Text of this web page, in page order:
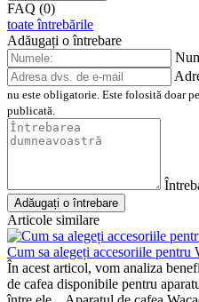
FAQ (0)
toate întrebările
Adăugați o întrebare
nu este obligatorie. Este folosită doar
publicată.
Adăugați o întrebare
Articole similare
Cum sa alegeți accesoriile pentru
În acest articol, vom analiza
de cafea disponibile pentru